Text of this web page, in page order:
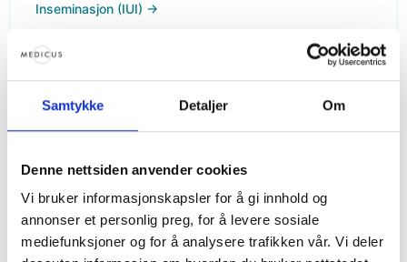
Samtykke Detaljer Om
Denne nettsiden anvender cookies
Vi bruker informasjonskapsler for å gi innhold og
annonser et personlig preg, for å levere sosiale
mediefunksjoner og for å analysere trafikken vår. Vi deler
Inseminasjon (IUI) →
Fertilitet for kvinner